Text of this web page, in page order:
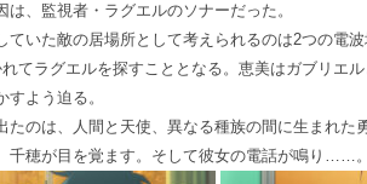
は、監視者・ラグエルのソナーだった。
ていた敵の居場所として考えられるのは2つの電波
てラグエルを探すこととなる。恵美はガブリエ
すよう迫る。
たのは、⼈間と天使、異なる種族の間に⽣まれた
千穂が目を覚ます。そして彼女の電話が鳴り……。